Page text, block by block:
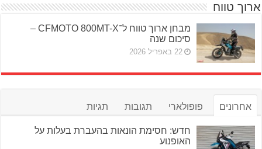
ארוך טווח
מבחן ארוך טווח ל־CFMOTO 800MT-X –
סיכום שנה
22 באפריל 2026
אחרונים פופולארי תגובות תגיות
חדש: חסימת הונאות בהעברת בעלות על
האופנוע